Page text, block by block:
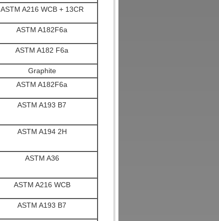
ASTM A216 WCB + 13CR
ASTM A182F6a
ASTM A182 F6a
Graphite
ASTM A182F6a
ASTM A193 B7
ASTM A194 2H
ASTM A36
ASTM A216 WCB
ASTM A193 B7